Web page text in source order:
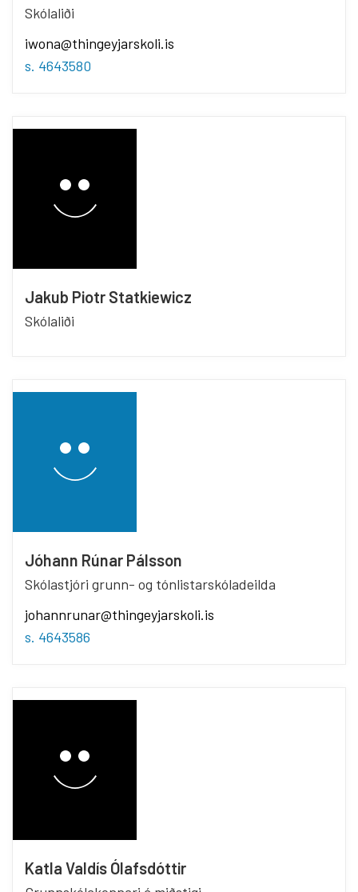
Skólaliði
iwona@thingeyjarskoli.is
s. 4643580
Jakub Piotr Statkiewicz
Skólaliði
Jóhann Rúnar Pálsson
Skólastjóri grunn- og tónlistarskóladeilda
johannrunar@thingeyjarskoli.is
s. 4643586
Katla Valdís Ólafsdóttir